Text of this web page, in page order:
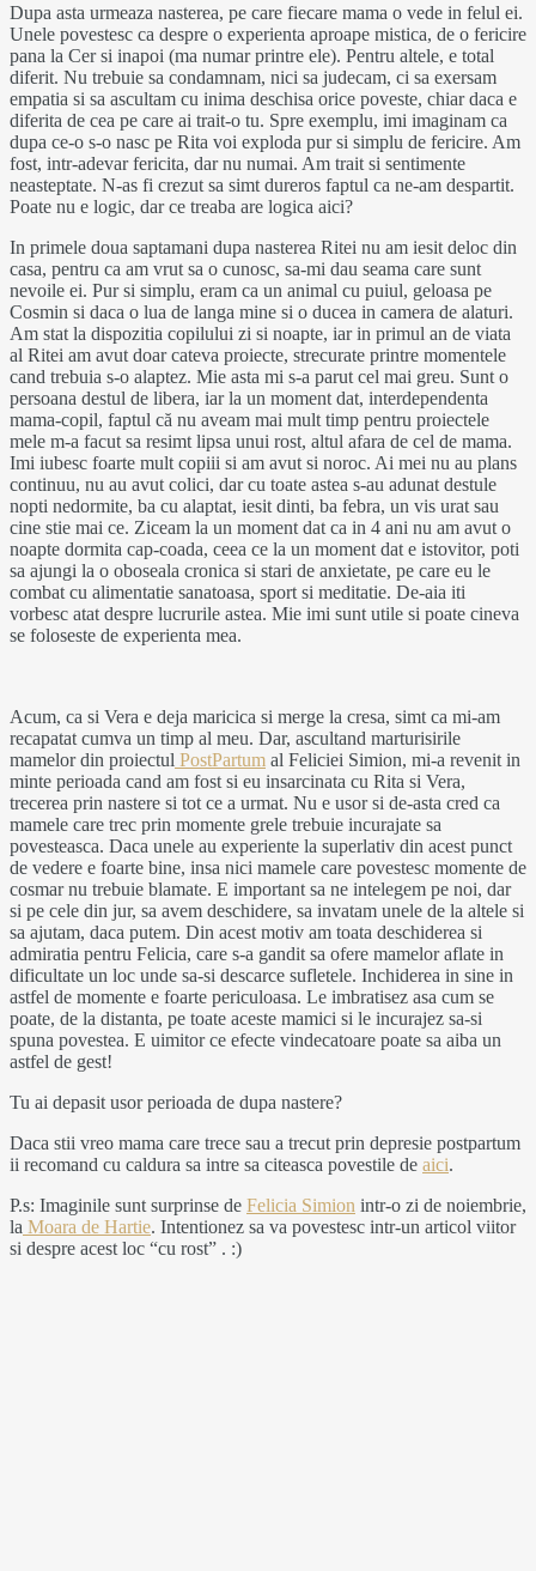
Dupa asta urmeaza nasterea, pe care fiecare mama o vede in felul ei.
Unele povestesc ca despre o experienta aproape mistica, de o fericire
pana la Cer si inapoi (ma numar printre ele). Pentru altele, e total
diferit. Nu trebuie sa condamnam, nici sa judecam, ci sa exersam
empatia si sa ascultam cu inima deschisa orice poveste, chiar daca e
diferita de cea pe care ai trait-o tu. Spre exemplu, imi imaginam ca
dupa ce-o s-o nasc pe Rita voi exploda pur si simplu de fericire. Am
fost, intr-adevar fericita, dar nu numai. Am trait si sentimente
neasteptate. N-as fi crezut sa simt dureros faptul ca ne-am despartit.
Poate nu e logic, dar ce treaba are logica aici?
In primele doua saptamani dupa nasterea Ritei nu am iesit deloc din
casa, pentru ca am vrut sa o cunosc, sa-mi dau seama care sunt
nevoile ei. Pur si simplu, eram ca un animal cu puiul, geloasa pe
Cosmin si daca o lua de langa mine si o ducea in camera de alaturi.
Am stat la dispozitia copilului zi si noapte, iar in primul an de viata
al Ritei am avut doar cateva proiecte, strecurate printre momentele
cand trebuia s-o alaptez. Mie asta mi s-a parut cel mai greu. Sunt o
persoana destul de libera, iar la un moment dat, interdependenta
mama-copil, faptul că nu aveam mai mult timp pentru proiectele
mele m-a facut sa resimt lipsa unui rost, altul afara de cel de mama.
Imi iubesc foarte mult copiii si am avut si noroc. Ai mei nu au plans
continuu, nu au avut colici, dar cu toate astea s-au adunat destule
nopti nedormite, ba cu alaptat, iesit dinti, ba febra, un vis urat sau
cine stie mai ce. Ziceam la un moment dat ca in 4 ani nu am avut o
noapte dormita cap-coada, ceea ce la un moment dat e istovitor, poti
sa ajungi la o oboseala cronica si stari de anxietate, pe care eu le
combat cu alimentatie sanatoasa, sport si meditatie. De-aia iti
vorbesc atat despre lucrurile astea. Mie imi sunt utile si poate cineva
se foloseste de experienta mea.
Acum, ca si Vera e deja maricica si merge la cresa, simt ca mi-am
recapatat cumva un timp al meu. Dar, ascultand marturisirile
mamelor din proiectul PostPartum al Feliciei Simion, mi-a revenit in
minte perioada cand am fost si eu insarcinata cu Rita si Vera,
trecerea prin nastere si tot ce a urmat. Nu e usor si de-asta cred ca
mamele care trec prin momente grele trebuie incurajate sa
povesteasca. Daca unele au experiente la superlativ din acest punct
de vedere e foarte bine, insa nici mamele care povestesc momente de
cosmar nu trebuie blamate. E important sa ne intelegem pe noi, dar
si pe cele din jur, sa avem deschidere, sa invatam unele de la altele si
sa ajutam, daca putem. Din acest motiv am toata deschiderea si
admiratia pentru Felicia, care s-a gandit sa ofere mamelor aflate in
dificultate un loc unde sa-si descarce sufletele. Inchiderea in sine in
astfel de momente e foarte periculoasa. Le imbratisez asa cum se
poate, de la distanta, pe toate aceste mamici si le incurajez sa-si
spuna povestea. E uimitor ce efecte vindecatoare poate sa aiba un
astfel de gest!
Tu ai depasit usor perioada de dupa nastere?
Daca stii vreo mama care trece sau a trecut prin depresie postpartum
ii recomand cu caldura sa intre sa citeasca povestile de aici.
P.s: Imaginile sunt surprinse de Felicia Simion intr-o zi de noiembrie,
la Moara de Hartie. Intentionez sa va povestesc intr-un articol viitor
si despre acest loc “cu rost” . :)